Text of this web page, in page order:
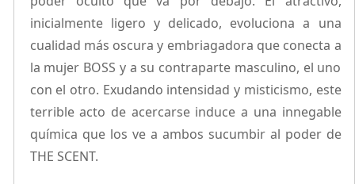
inicialmente ligero y delicado, evoluciona a una
cualidad más oscura y embriagadora que conecta a
la mujer BOSS y a su contraparte masculino, el uno
con el otro. Exudando intensidad y misticismo, este
terrible acto de acercarse induce a una innegable
química que los ve a ambos sucumbir al poder de
THE SCENT.